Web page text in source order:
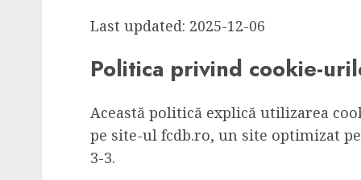
Last updated: 2025-12-06
Politica privind cookie-
Această politică explică utilizarea
pe site-ul fcdb.ro, un site optimizat
3-3.